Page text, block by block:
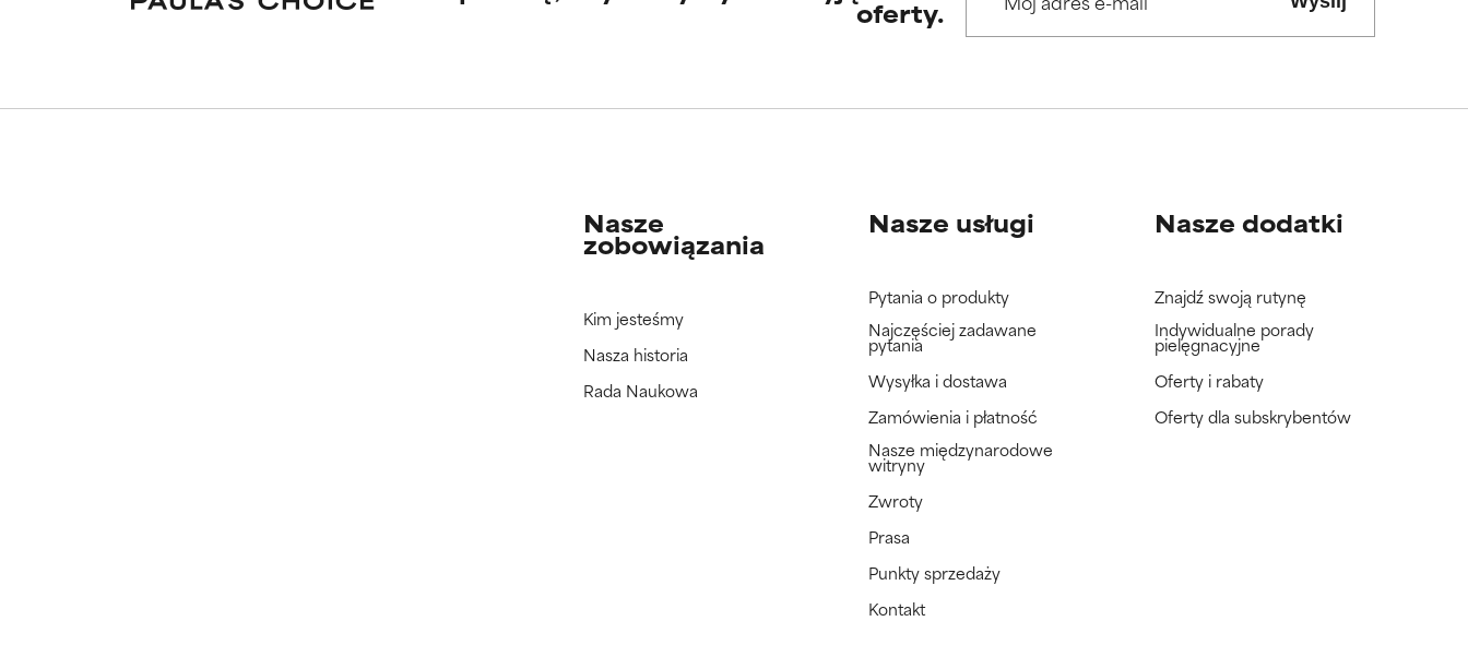
oferty.
Nasze
zobowiązania
Kim jesteśmy
Nasza historia
Rada Naukowa
Nasze usługi
Pytania o produkty
Najczęściej zadawane
pytania
Wysyłka i dostawa
Zamówienia i płatność
Nasze międzynarodowe
witryny
Zwroty
Prasa
Punkty sprzedaży
Kontakt
Nasze dodatki
Znajdź swoją rutynę
Indywidualne porady
pielęgnacyjne
Oferty i rabaty
Oferty dla subskrybentów